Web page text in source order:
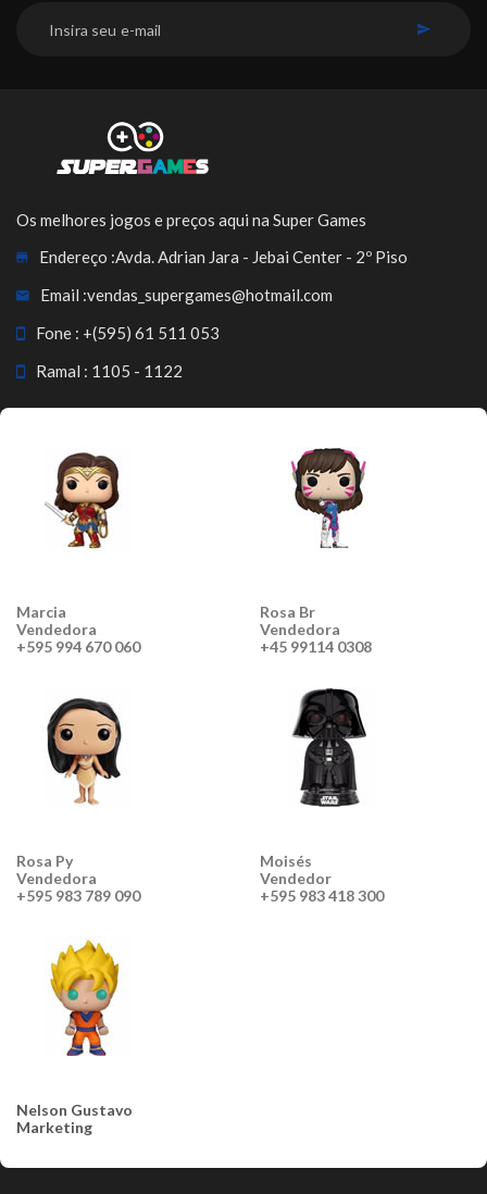
Os melhores jogos e preços aqui na Super Games
Endereço :Avda. Adrian Jara - Jebai Center - 2º Piso
Email :vendas_supergames@hotmail.com
Fone : +(595) 61 511 053
Ramal : 1105 - 1122
Marcia
Vendedora
+595 994 670 060
Rosa Br
Vendedora
+45 99114 0308
Rosa Py
Vendedora
+595 983 789 090
Moisés
Vendedor
+595 983 418 300
Nelson Gustavo
Marketing